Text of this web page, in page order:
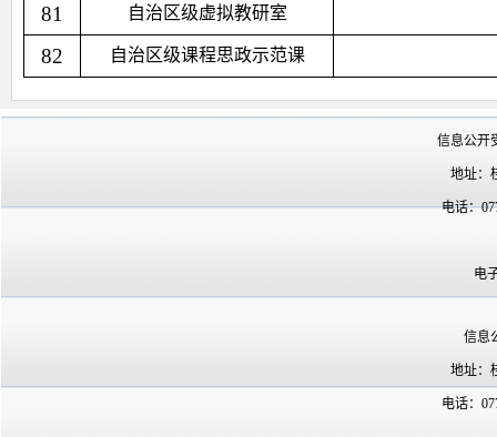
81 自治区级虚拟教研室
82 自治区级课程思政示范课
信息公开
地址：
电话：
电
信息
地址：
电话：